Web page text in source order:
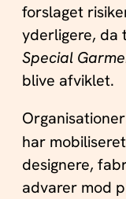
forslaget
yderligere, da
Special
blive afviklet.
har
designere,
advarer mod